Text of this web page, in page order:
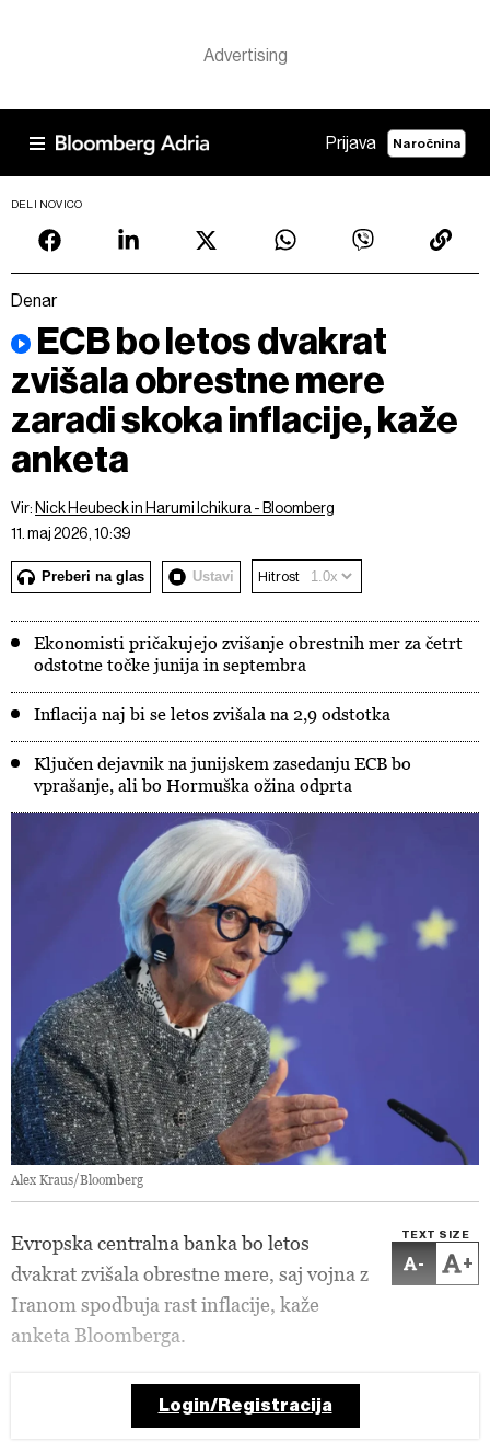
Prijava Naročnina
DELI NOVICO
Denar
ECB bo letos dvakrat
zvišala obrestne mere
zaradi skoka inflacije, kaže
anketa
Vir: Nick Heubeck in Harumi Ichikura - Bloomberg
11. maj 2026, 10:39
Preberi na glas Ustavi Hitrost
Ekonomisti pričakujejo zvišanje obrestnih mer za četrt
odstotne točke junija in septembra
Inflacija naj bi se letos zvišala na 2,9 odstotka
Ključen dejavnik na junijskem zasedanju ECB bo
vprašanje, ali bo Hormuška ožina odprta
Alex Kraus/Bloomberg
TEXT SIZE
- +
Evropska centralna banka bo letos
dvakrat zvišala obrestne mere, saj vojna z
Iranom spodbuja rast inflacije, kaže
anketa Bloomberga.
Login/Registracija